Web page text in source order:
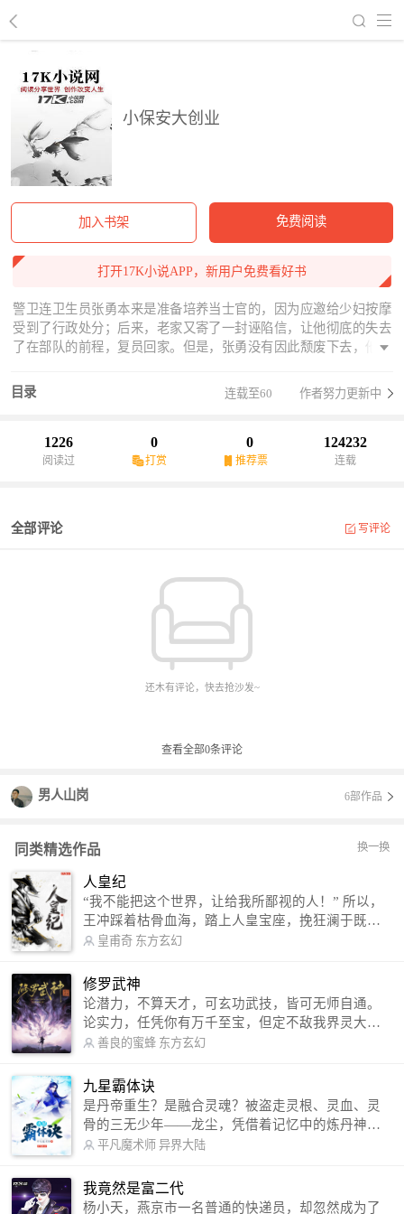
小保安大创业
加入书架 免费阅读
打开17K小说APP，新用户免费看好书
警卫连卫生员张勇本来是准备培养当士官的，因为应邀给少妇按摩
受到了行政处分；后来，老家又寄了一封诬陷信，让他彻底的失去
了在部队的前程，复员回家。但是，张勇没有因此颓废下去，他在
服了歹徒，破获了公司内部的经济案件，受到了老板的信任，慢慢
成长为著名的企业家，后来，他将获得的财富大量投入慈善事业，
目录 连载至60 作者努力更新中
1226
阅读过
0
打赏
0
推荐票
124232
连载
全部评论 写评论
还木有评论，快去抢沙发~
查看全部0条评论
男人山岗 6部作品
同类精选作品 换一换
人皇纪
“我不能把这个世界，让给我所鄙视的人！” 所以，
王冲踩着枯骨血海，踏上人皇宝座，挽狂澜于既
倒，扶大厦之将倾，成就了一段无上的传说！ 微信
微博：皇甫奇（地址：http://weibo.com/u/25284575
87） QQ交流群：320238210【普通群】 574501330
【VIP订阅群】 欢迎大家关注。
皇甫奇 东方玄幻
修罗武神
论潜力，不算天才，可玄功武技，皆可无师自通。
论实力，任凭你有万千至宝，但定不敌我界灵大
军。 我是谁？天下众生视我为修罗，却不知，我以
信公众号：善良的蜜蜂后援会）
善良的蜜蜂 东方玄幻
九星霸体诀
是丹帝重生？是融合灵魂？被盗走灵根、灵血、灵
骨的三无少年——龙尘，凭借着记忆中的炼丹神
术，修行神秘功法九星霸体诀，拨开重重迷雾，解
勾搭各色美女，镇压恶鬼邪神。 江湖传闻：龙
尘一到，地吼天啸。龙尘一出，鬼泣神哭。 本
平凡魔术师 异界大陆
我竟然是富二代
杨小天，燕京市一名普通的快递员，却忽然成为了